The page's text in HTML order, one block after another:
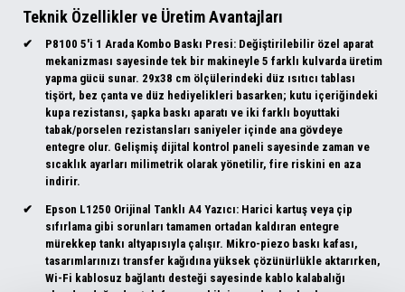
Teknik Özellikler ve Üretim Avantajları
P8100 5'i 1 Arada Kombo Baskı Presi: Değiştirilebilir özel aparat
mekanizması sayesinde tek bir makineyle 5 farklı kulvarda üretim
yapma gücü sunar. 29x38 cm ölçülerindeki düz ısıtıcı tablası
tişört, bez çanta ve düz hediyelikleri basarken; kutu içeriğindeki
kupa rezistansı, şapka baskı aparatı ve iki farklı boyuttaki
tabak/porselen rezistansları saniyeler içinde ana gövdeye
entegre olur. Gelişmiş dijital kontrol paneli sayesinde zaman ve
sıcaklık ayarları milimetrik olarak yönetilir, fire riskini en aza
indirir.
Epson L1250 Orijinal Tanklı A4 Yazıcı: Harici kartuş veya çip
sıfırlama gibi sorunları tamamen ortadan kaldıran entegre
mürekkep tankı altyapısıyla çalışır. Mikro-piezo baskı kafası,
tasarımlarınızı transfer kağıdına yüksek çözünürlükle aktarırken,
Wi-Fi kablosuz bağlantı desteği sayesinde kablo kalabalığı